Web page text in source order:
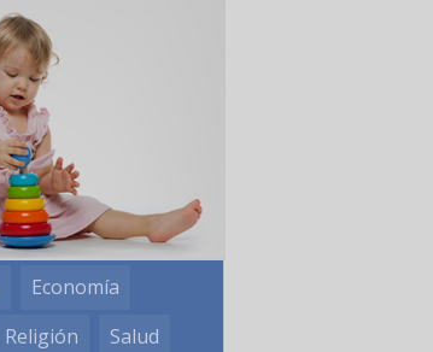
Economía
Religión
Salud